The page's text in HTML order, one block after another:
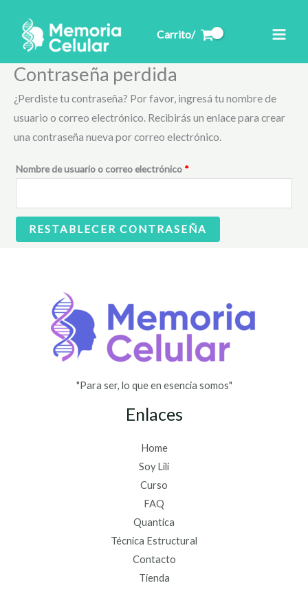
contenido
Carrito/
Contraseña perdida
¿Perdiste tu contraseña? Por favor, ingresá tu nombre de
usuario o correo electrónico. Recibirás un enlace para crear
una contraseña nueva por correo electrónico.
Nombre de usuario o correo electrónico *
RESTABLECER CONTRASEÑA
"Para ser, lo que en esencia somos"
Enlaces
Home
Soy Lili
Curso
FAQ
Quantica
Técnica Estructural
Contacto
Tienda